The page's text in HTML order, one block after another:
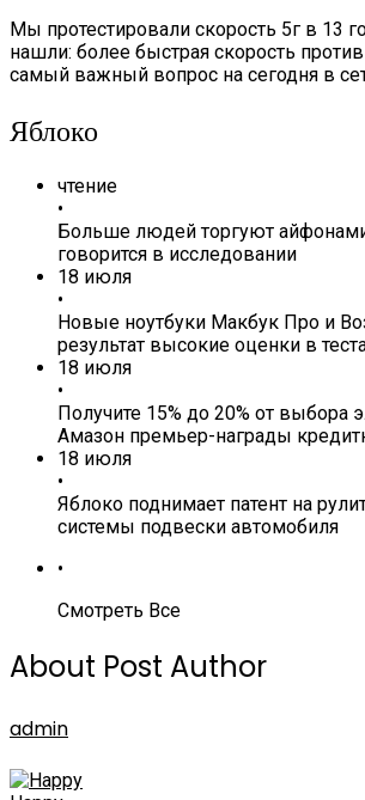
Мы протестировали скорость 5г в 13
нашли: более быстрая скорость
самый важный вопрос на сегодня в
Яблоко
чтение
•
Больше людей торгуют
говорится в исследовании
18 июля
•
Новые ноутбуки Макбук Про и
результат высокие оценки в
18 июля
•
Получите 15% до 20% от выбора
Амазон премьер-награды
18 июля
•
Яблоко поднимает патент на
системы подвески автомобиля
•
Смотреть Все
About Post Author
admin